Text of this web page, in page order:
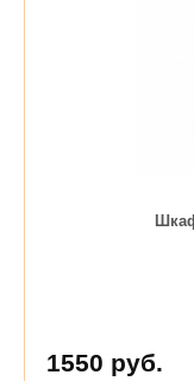
1550 руб.